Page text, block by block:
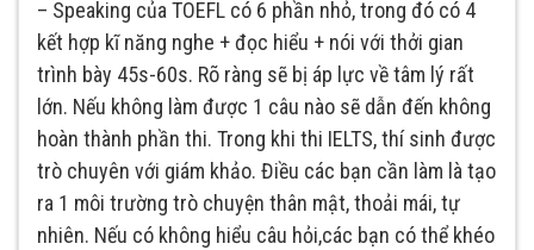
– Speaking của TOEFL có 6 phần nhỏ, trong đó có 4
kết hợp kĩ năng nghe + đọc hiểu + nói với thởi gian
trình bày 45s-60s. Rõ ràng sẽ bị áp lực về tâm lý rất
lớn. Nếu không làm được 1 câu nào sẽ dẫn đến không
hoàn thành phần thi. Trong khi thi IELTS, thí sinh được
trò chuyên với giám khảo. Điều các bạn cần làm là tạo
ra 1 môi trường trò chuyện thân mật, thoải mái, tự
nhiên. Nếu có không hiểu câu hỏi,các bạn có thể khéo